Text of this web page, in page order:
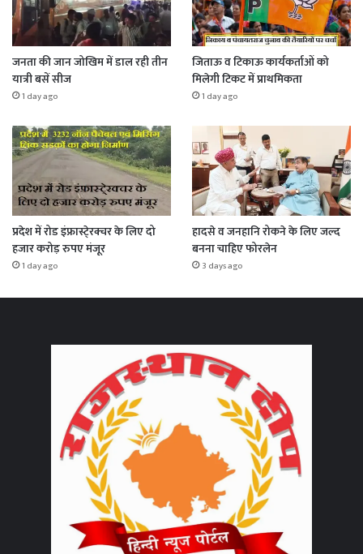
जनता की जान जोखिम में डाल रही तीन
यात्री बसें सीज
1 day ago
जिताऊ व टिकाऊ कार्यकर्ताओं को
मिलेगी टिकट में प्राथमिकता
1 day ago
प्रदेश में रोड इंफ्रास्टे्रक्चर के लिए दो
हजार करोड़ रुपए मंजूर
1 day ago
हादसे व जनहानि रोकने के लिए जल्द
बनना चाहिए फोरलेन
3 days ago